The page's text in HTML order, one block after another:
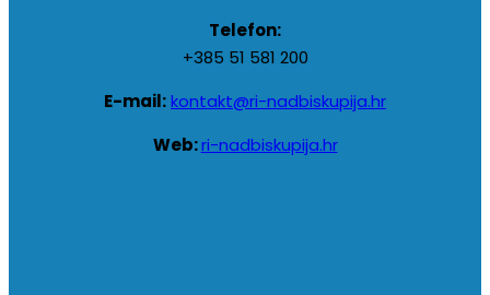
Telefon:
+385 51 581 200
E-mail:kontakt@ri-nadbiskupija.hr
Web:ri-nadbiskupija.hr